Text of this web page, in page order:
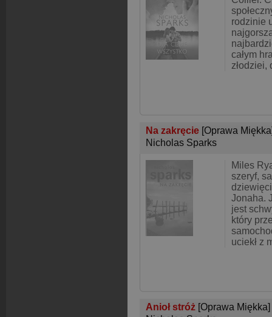
rodzinie
całym
złodziei,
Na zakręcie [Oprawa
Nicholas Sparks
Miles
szeryf,
Jonaha.
jest
który
uciekł z
Anioł stróż [Oprawa Miękka]